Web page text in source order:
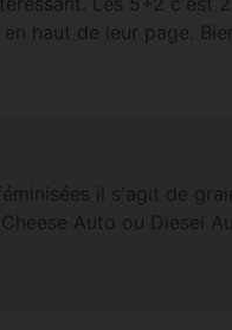
haut de leur page.